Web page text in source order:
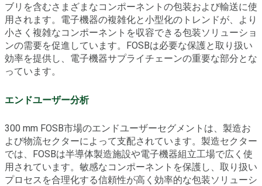
ブリを含むさまざまなコンポーネントの包装および輸送に使
用されます。電子機器の複雑化と小型化のトレンドが、より
小さく複雑なコンポーネントを収容できる包装ソリューショ
ンの需要を促進しています。FOSBは必要な保護と取り扱い
効率を提供し、電子機器サプライチェーンの重要な部分とな
っています。
エンドユーザー分析
300 mm FOSB市場のエンドユーザーセグメントは、製造お
よび物流セクターによって支配されています。製造セクター
では、FOSBは半導体製造施設や電子機器組立工場で広く使
用されています。敏感なコンポーネントを保護し、取り扱い
プロセスを合理化する信頼性が高く効率的な包装ソリューシ